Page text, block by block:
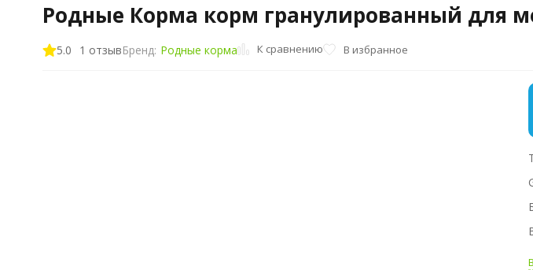
Родные Корма корм гранулированный для
5.0 1 отзывБренд: Родные корма К сравнению В избранное